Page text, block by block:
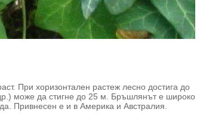
При хоризонтален растеж лесно достига до
може да стигне до 25 м. Бръшлянът е широко
Привнесен е и в Америка и Австралия.